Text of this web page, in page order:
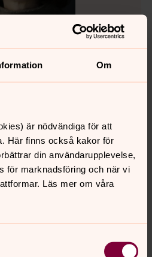
Om
är nödvändiga för att
Här finns också kakor för
din användarupplevelse,
för marknadsföring och när vi
Läs mer om våra
för fastighet, miljö och
0733-98 17 27